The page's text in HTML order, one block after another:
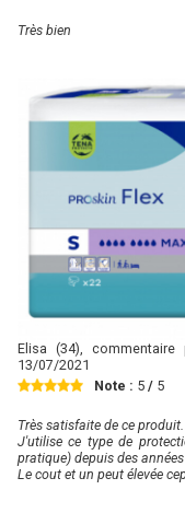
Très bien
Elisa (34),
13/07/2021
Note : 5 / 5
Très satisfaite de ce produit.
J'utilise ce type de
pratique) depuis des
Le cout et un peut élevée